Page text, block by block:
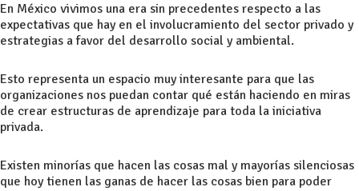
En México vivimos una era sin precedentes respecto a las
expectativas que hay en el involucramiento del sector privado y
estrategias a favor del desarrollo social y ambiental.
Esto representa un espacio muy interesante para que las
organizaciones nos puedan contar qué están haciendo en miras
de crear estructuras de aprendizaje para toda la iniciativa
privada.
Existen minorías que hacen las cosas mal y mayorías silenciosas
que hoy tienen las ganas de hacer las cosas bien para poder